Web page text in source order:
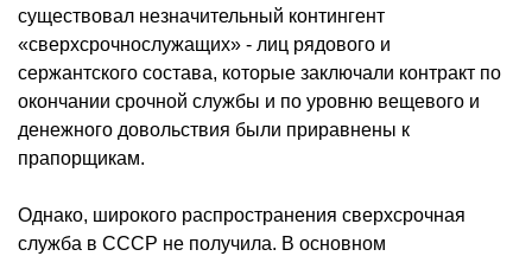
существовал незначительный контингент
«сверхсрочнослужащих» - лиц рядового и
сержантского состава, которые заключали контракт по
окончании срочной службы и по уровню вещевого и
денежного довольствия были приравнены к
прапорщикам.
Однако, широкого распространения сверхсрочная
служба в СССР не получила. В основном